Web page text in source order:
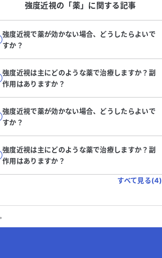
強度近視の「薬」に関する記事
強度近視で薬が効かない場合、どうしたらよいで
すか？
強度近視は主にどのような薬で治療しますか？副
作用はありますか？
強度近視で薬が効かない場合、どうしたらよいで
すか？
強度近視は主にどのような薬で治療しますか？副
作用はありますか？
すべて見る(4)